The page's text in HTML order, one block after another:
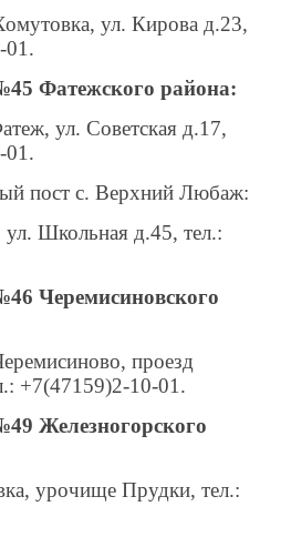
ул. Кирова д.23,
01.
Фатежского района:
ул. Советская д.17,
01.
пост с. Верхний Любаж:
Школьная д.45, тел.:
Черемисиновского
проезд
+7(47159)2-10-01.
Железногорского
урочище Прудки, тел.: